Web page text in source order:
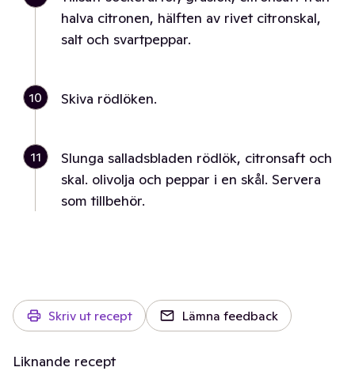
halva citronen, hälften av rivet citronskal,
salt och svartpeppar.
10 Skiva rödlöken.
11
Slunga salladsbladen rödlök, citronsaft och
skal. olivolja och peppar i en skål. Servera
som tillbehör.
Skriv ut recept Lämna feedback
Liknande recept